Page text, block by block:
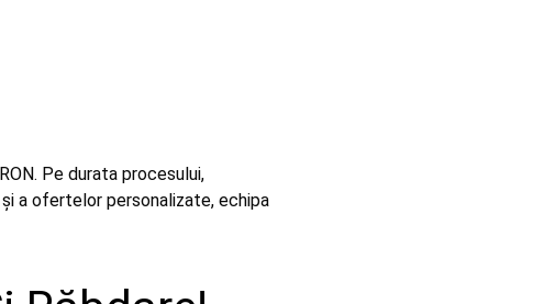
Pe durata procesului,
a ofertelor personalizate, echipa